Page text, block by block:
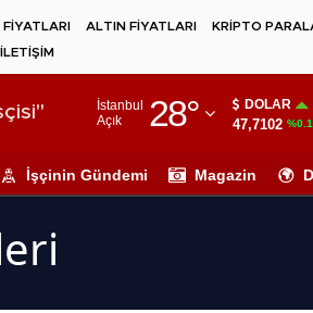
ALTIN FİYATLARI KRİPTO
İLETİŞİM
İstanbul
Açık
28°
Adıyaman
Ağrı
DOLAR
47,7102
İşçinin Gündemi Magazin